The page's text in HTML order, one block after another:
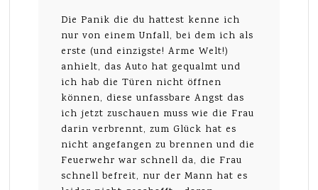
Die Panik die du hattest kenne ich
nur von einem Unfall, bei dem ich als
erste (und einzigste! Arme Welt!)
anhielt, das Auto hat gequalmt und
ich hab die Türen nicht öffnen
können, diese unfassbare Angst das
ich jetzt zuschauen muss wie die Frau
darin verbrennt, zum Glück hat es
nicht angefangen zu brennen und die
Feuerwehr war schnell da, die Frau
schnell befreit, nur der Mann hat es